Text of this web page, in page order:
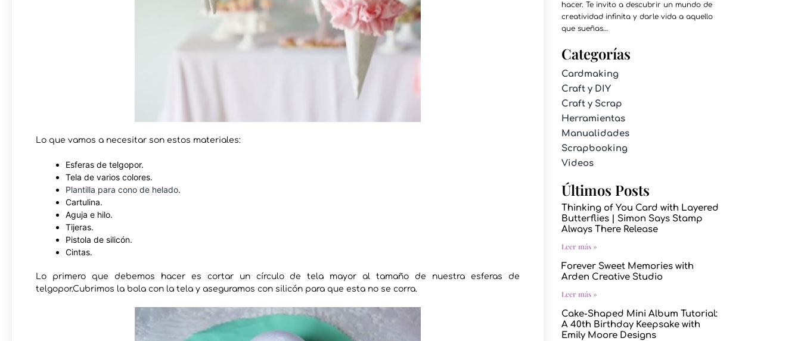
Lo que vamos a necesitar son estos materiales:
Esferas de telgopor.
Tela de varios colores.
Plantilla para cono de helado.
Cartulina.
Aguja e hilo.
Tijeras.
Pistola de silicón.
Cintas.
Lo primero que debemos hacer es cortar un círculo de tela mayor al tamaño de nuestra esferas de
telgopor.Cubrimos la bola con la tela y aseguramos con silicón para que esta no se corra.
hacer. Te invito a descubrir un mundo de
creatividad infinita y darle vida a aquello
que sueñas…
Categorías
Cardmaking
Craft y DIY
Craft y Scrap
Herramientas
Manualidades
Scrapbooking
Videos
Últimos Posts
Thinking of You Card with Layered
Butterflies | Simon Says Stamp
Always There Release
Leer más »
Forever Sweet Memories with
Arden Creative Studio
Leer más »
Cake-Shaped Mini Album Tutorial:
A 40th Birthday Keepsake with
Emily Moore Designs